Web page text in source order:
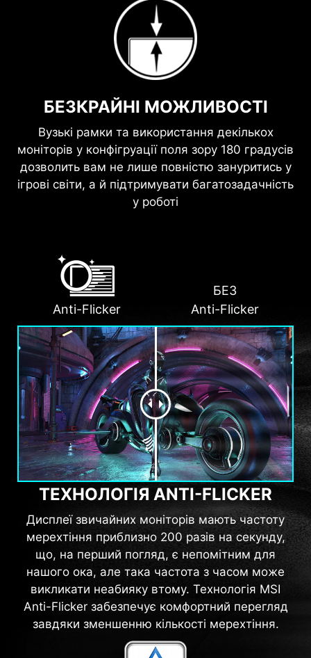
БЕЗКРАЙНІ МОЖЛИВОСТІ
Вузькі рамки та використання декількох
моніторів у конфігруації поля зору 180 градусів
дозволить вам не лише повністю зануритись у
ігрові світи, а й підтримувати багатозадачність
у роботі
Anti-Flicker
БЕЗ
Anti-Flicker
ТЕХНОЛОГІЯ ANTI-FLICKER
Дисплеї звичайних моніторів мають частоту
мерехтіння приблизно 200 разів на секунду,
що, на перший погляд, є непомітним для
нашого ока, але така частота з часом може
викликати неабияку втому. Технологія MSI
Anti-Flicker забезпечує комфортний перегляд
завдяки зменшенню кількості мерехтіння.